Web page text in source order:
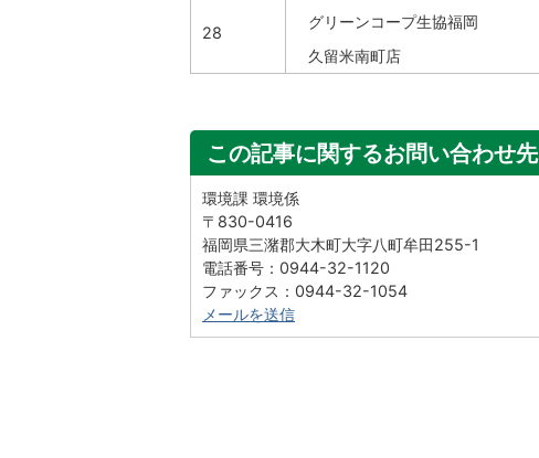
28
グリーンコープ生協福岡
久留米南町店
この記事に関するお問い合わせ先
環境課 環境係
〒830-0416
福岡県三潴郡大木町大字八町牟田255-1
電話番号：0944-32-1120
ファックス：0944-32-1054
メールを送信